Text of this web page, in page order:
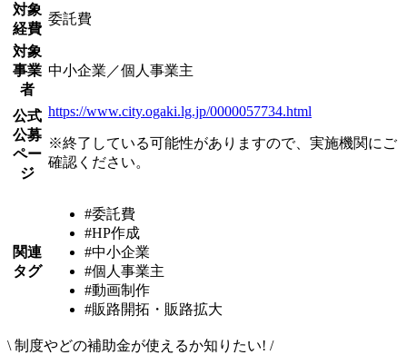
対象
経費
委託費
対象
事業
者
中小企業／個人事業主
公式
公募
ペー
ジ
https://www.city.ogaki.lg.jp/0000057734.html
※終了している可能性がありますので、実施機関にご
確認ください。
関連
タグ
#委託費
#HP作成
#中小企業
#個人事業主
#動画制作
#販路開拓・販路拡大
\ 制度やどの補助金が使えるか知りたい! /